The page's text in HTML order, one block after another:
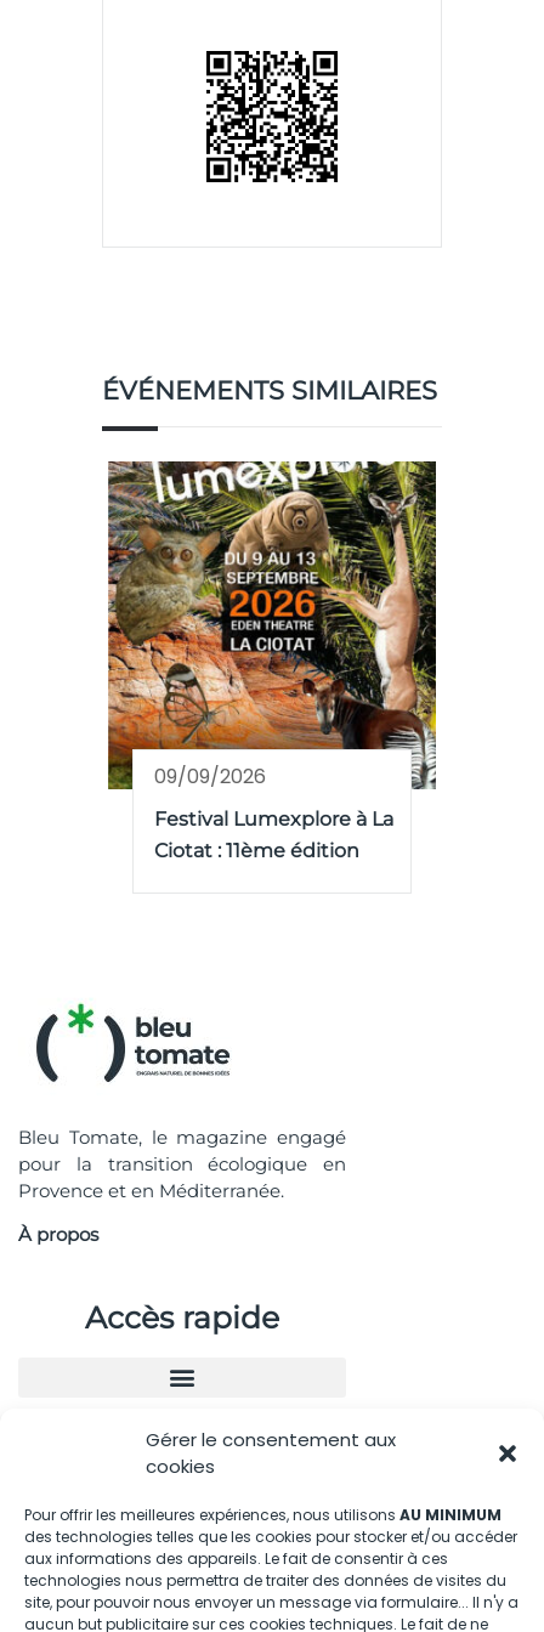
Gérer le consentement aux
cookies
Pour offrir les meilleures expériences, nous utilisons AU MINIMUM
des technologies telles que les cookies pour stocker et/ou accéder
aux informations des appareils. Le fait de consentir à ces
technologies nous permettra de traiter des données de visites du
site, pour pouvoir nous envoyer un message via formulaire... Il n'y a
aucun but publicitaire sur ces cookies techniques. Le fait de ne
ÉVÉNEMENTS SIMILAIRES
09/09/2026
Festival Lumexplore à La
Ciotat : 11ème édition
Bleu Tomate, le magazine engagé
pour la transition écologique en
Provence et en Méditerranée.
À propos
Accès rapide
Nous contacter
04.88.08.75.28
contactBT@bleu-tomate.fr
Kit média